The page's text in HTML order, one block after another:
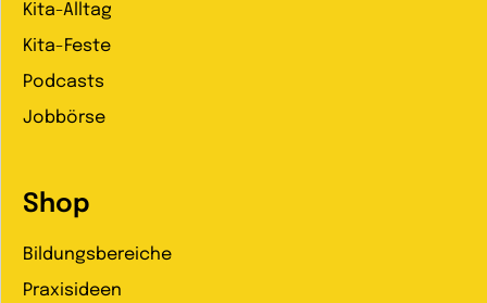
Kita-Alltag
Kita-Feste
Podcasts
Jobbörse
Shop
Bildungsbereiche
Praxisideen